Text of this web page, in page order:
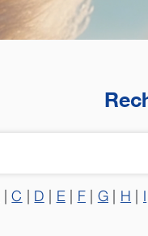
|C D E| F| G H I